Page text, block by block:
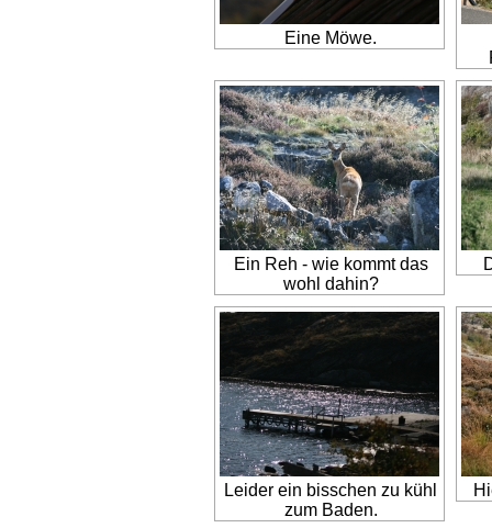
Eine Möwe.
Ein Reh - wie kommt das
wohl dahin?
Leider ein bisschen zu kühl
zum Baden.